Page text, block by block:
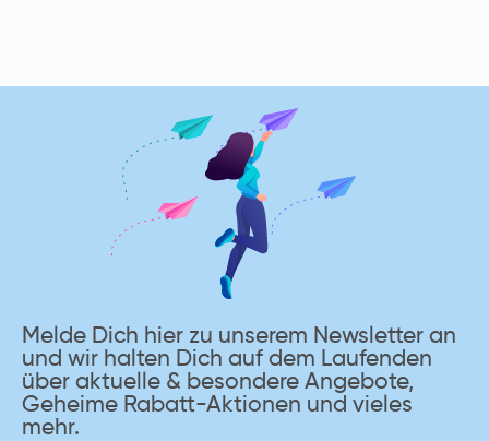
Melde Dich hier zu unserem Newsletter an
und wir halten Dich auf dem Laufenden
über aktuelle & besondere Angebote,
Geheime Rabatt-Aktionen und vieles
mehr.